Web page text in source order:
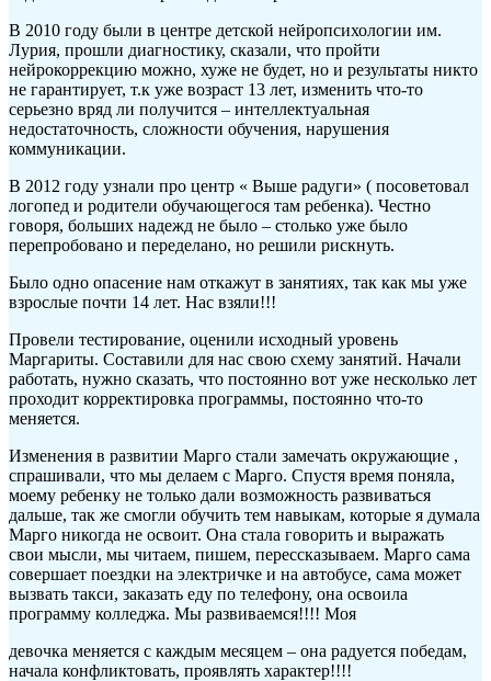
В 2010 году были в центре детской нейропсихологии им.
Лурия, прошли диагностику, сказали, что пройти
нейрокоррекцию можно, хуже не будет, но и результаты никто
не гарантирует, т.к уже возраст 13 лет, изменить что-то
серьезно вряд ли получится – интеллектуальная
недостаточность, сложности обучения, нарушения
коммуникации.
В 2012 году узнали про центр « Выше радуги» ( посоветовал
логопед и родители обучающегося там ребенка). Честно
говоря, больших надежд не было – столько уже было
перепробовано и переделано, но решили рискнуть.
Было одно опасение нам откажут в занятиях, так как мы уже
взрослые почти 14 лет. Нас взяли!!!
Провели тестирование, оценили исходный уровень
Маргариты. Составили для нас свою схему занятий. Начали
работать, нужно сказать, что постоянно вот уже несколько лет
проходит корректировка программы, постоянно что-то
меняется.
Изменения в развитии Марго стали замечать окружающие ,
спрашивали, что мы делаем с Марго. Спустя время поняла,
моему ребенку не только дали возможность развиваться
дальше, так же смогли обучить тем навыкам, которые я думала
Марго никогда не освоит. Она стала говорить и выражать
свои мысли, мы читаем, пишем, перессказываем. Марго сама
совершает поездки на электричке и на автобусе, сама может
вызвать такси, заказать еду по телефону, она освоила
программу колледжа. Мы развиваемся!!!! Моя
девочка меняется с каждым месяцем – она радуется победам,
начала конфликтовать, проявлять характер!!!!